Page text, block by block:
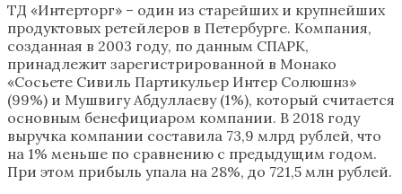
ТД «Интерторг» – один из старейших и крупнейших
продуктовых ретейлеров в Петербурге. Компания,
созданная в 2003 году, по данным СПАРК,
принадлежит зарегистрированной в Монако
«Сосьете Сивиль Партикульер Интер Солюшнз»
(99%) и Мушвигу Абдуллаеву (1%), который считается
основным бенефициаром компании. В 2018 году
выручка компании составила 73,9 млрд рублей, что
на 1% меньше по сравнению с предыдущим годом.
При этом прибыль упала на 28%, до 721,5 млн рублей.